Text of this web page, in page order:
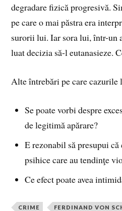
degradare fizică progresivă.
pe care o mai păstra era
surorii lui. Iar sora lui, într-un
luat decizia să-l eutanasieze.
Alte întrebări pe care cazurile
Se poate vorbi despre
de legitimă apărare?
E rezonabil să presupui
psihice care au tendinţe
Ce efect poate avea
CRIME FERDINAND VON